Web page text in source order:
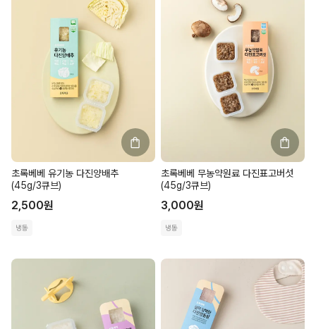
초록베베 유기농 다진양배추
(45g/3큐브)
2,500원
냉동
초록베베 무농약원료 다진표고버섯
(45g/3큐브)
3,000원
냉동